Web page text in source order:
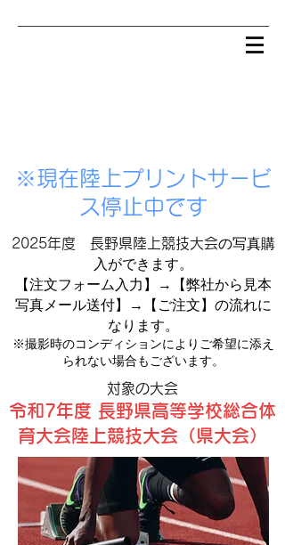
※現在陸上プリントサービ
ス停止中です
2025年度 長野県陸上競技大会の写真購
入ができます。
【注文フォーム入力】→【弊社から見本
写真メール送付】→【ご注文】の流れに
なります。
※撮影時のコンディションによりご希望に添え
られない場合もございます。
対象の大会
​令和7年度 長野県高等学校総合体
育大会陸上競技大会（県大会）